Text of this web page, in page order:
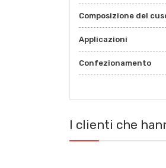
Composizione del
Applicazioni
Confezionamento
I clienti che